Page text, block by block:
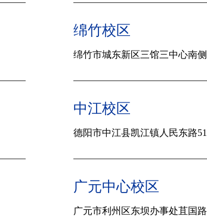
绵竹校区
绵竹市城东新区三馆三中心南
中江校区
德阳市中江县凯江镇人民东路
广元中心校区
广元市利州区东坝办事处苴国